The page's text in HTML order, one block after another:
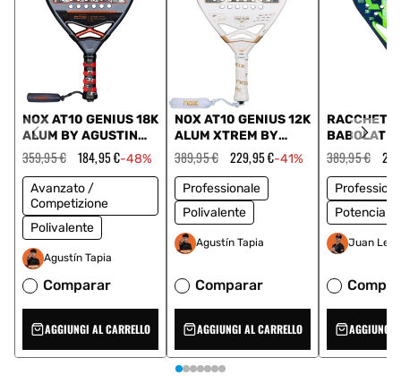
NOX AT10 GENIUS 18K
ALUM BY AGUSTIN
TAPIA 2025
Prezzo
regolare
359,95 € Prezzo
scontato
184,95 €-48%
Avanzato /
Competizione
Polivalente
Agustín Tapia
Comparar
AGGIUNGI AL CARRELLO
NOX AT10 GENIUS 12K
ALUM XTREM BY
AGUSTIN TAPIA 2026
Prezzo
regolare
389,95 € Prezzo
scontato
229,95 €-41%
Professionale
Polivalente
Agustín Tapia
Comparar
AGGIUNGI AL CARRELLO
BABOLAT
JUAN
150187 100
Prezzo
regolare
389,95 €
Potencia
Juan
AGGIUNGI